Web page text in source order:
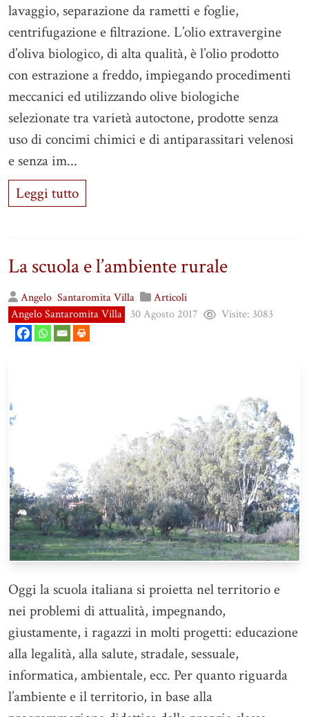
lavaggio, separazione da rametti e foglie,
centrifugazione e filtrazione. L’olio extravergine
d’oliva biologico, di alta qualità, è l’olio prodotto
con estrazione a freddo, impiegando procedimenti
meccanici ed utilizzando olive biologiche
selezionate tra varietà autoctone, prodotte senza
uso di concimi chimici e di antiparassitari velenosi
e senza im...
Leggi tutto
La scuola e l’ambiente rurale
Angelo Santaromita Villa
Articoli
Angelo Santaromita Villa 30 Agosto 2017 Visite: 3083
Oggi la scuola italiana si proietta nel territorio e
nei problemi di attualità, impegnando,
giustamente, i ragazzi in molti progetti: educazione
alla legalità, alla salute, stradale, sessuale,
informatica, ambientale, ecc. Per quanto riguarda
l’ambiente e il territorio, in base alla